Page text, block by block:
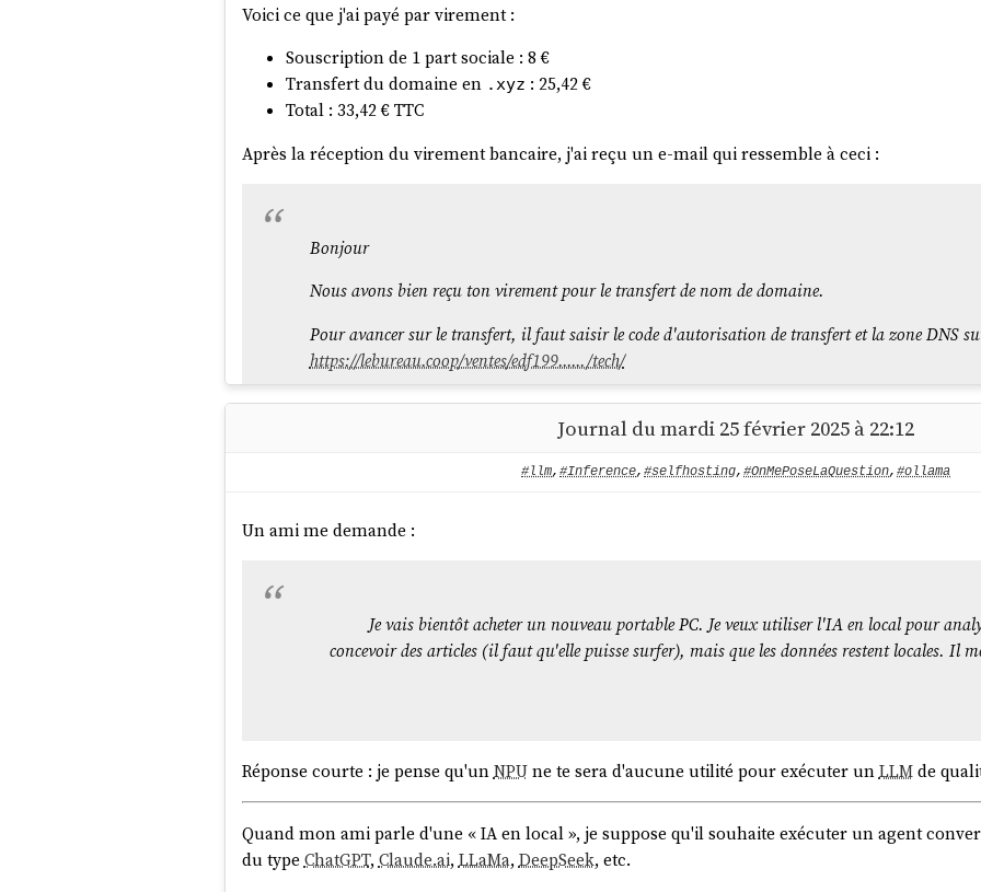
Voici ce que j'ai payé par virement :
Souscription de 1 part sociale : 8 €
Transfert du domaine en .xyz : 25,42 €
Total : 33,42 € TTC
Après la réception du virement bancaire, j'ai reçu un e-mail qui ressemble à ceci :
Bonjour
Nous avons bien reçu ton virement pour le transfert de nom de domaine.
Pour avancer sur le transfert, il faut saisir le code d'autorisation de transfert et la zone DNS
https://lebureau.coop/ventes/edf199....../tech/
Voici quelques éléments de documentation :
désactiver le verrouillage de transfert :
https://docs.gandi.net/fr/noms_domaine/transfert_sortant/transfert_lock.html
récupérer la zone DNS : sur l'interface web de gandi, aller sur la page du domaine,
Une fois que la zone a été saisie, nous pourrons faire le changement de serveur DNS pour
J'ai ensuite reçu un accès àhttps://zones.lebureau.coopqui est une instancePowerDNS-Admin
DNS Recorddu domaine.
Journal du mardi 25 février 2025 à 22:12
#llm, #Inference, #selfhosting, #OnMePoseLaQuestion, #ollama
Un ami me demande :
Je vais bientôt acheter un nouveau portable PC. Je veux utiliser l'IA en local pour
concevoir des articles (il faut qu'elle puisse surfer), mais que les données restent locales. Il
Réponse courte : je pense qu'unNPUne te sera d'aucune utilité pour exécuter unLLMde
Quand mon ami parle d'une « IA en local », je suppose qu'il souhaite exécuter un agent
du type ChatGPT, Claude.ai, LLaMa, DeepSeek, etc.